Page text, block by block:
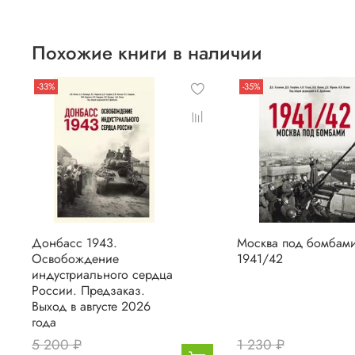
Похожие книги в наличии
-33%
Донбасс 1943.
Освобождение
индустриального сердца
России. Предзаказ.
Выход в августе 2026
года
5 200 ₽
-35%
Москва под
1941/42
1 230 ₽